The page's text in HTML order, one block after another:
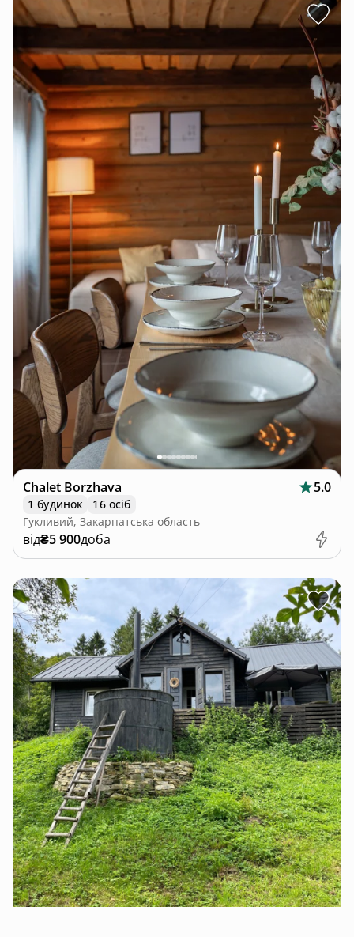
Chalet Borzhava 5.0
1 будинок
16 осіб
Гукливий, Закарпатська область
від₴5 900доба